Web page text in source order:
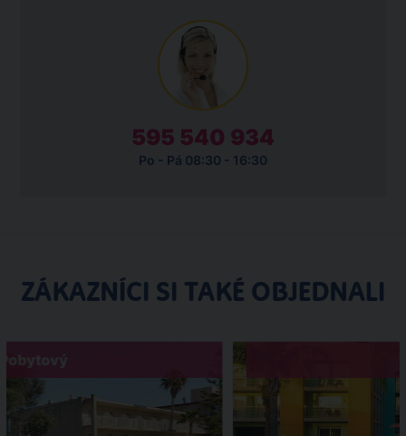
595 540 934
Po - Pá 08:30 - 16:30
ZÁKAZNÍCI SI TAKÉ OBJEDNALI